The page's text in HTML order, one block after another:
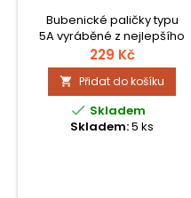
Bubenické paličky typu
5A vyráběné z nejlepšího
Premium Hikoru v modré
barvě s originální zpevňující a
protiskluzovou povrchovou
úpravou.
229 Kč
 Přidat do košíku
 Skladem
Skladem:5 ks